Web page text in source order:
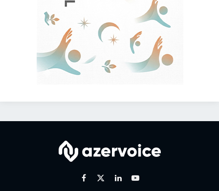
Facebook
X
LinkedinYoutube